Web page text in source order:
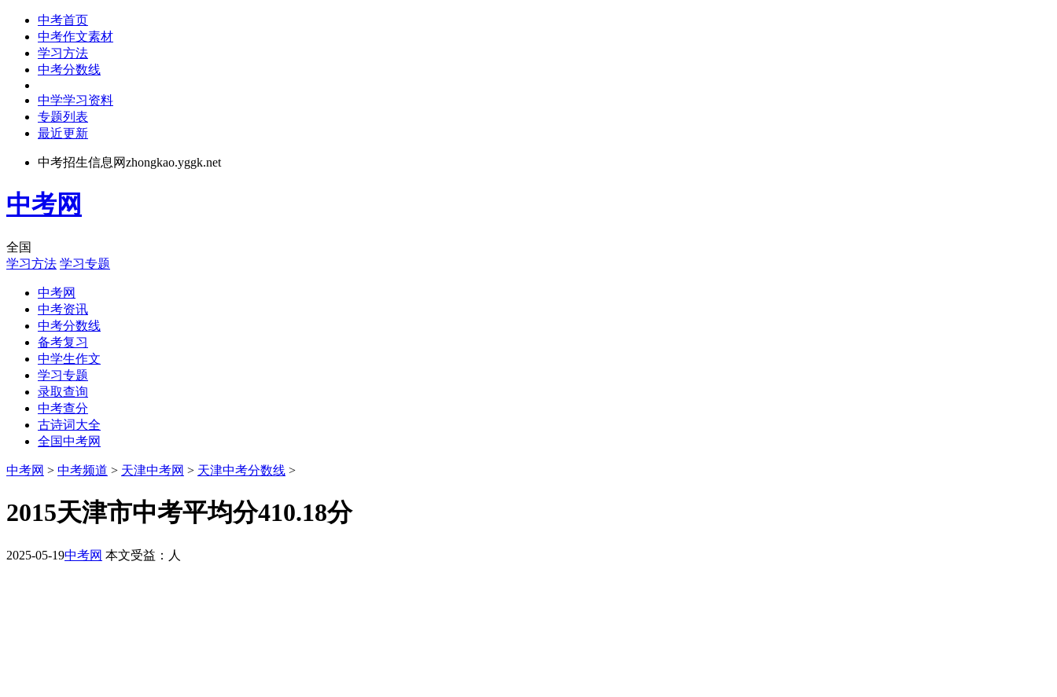
中考首页
中考作文素材
学习方法
中考分数线
中学学习资料
专题列表
最近更新
中考招生信息网zhongkao.yggk.net
中考网
全国
学习方法 学习专题
中考网
中考资讯
中考分数线
备考复习
中学生作文
学习专题
录取查询
中考查分
古诗词大全
全国中考网
中考网 > 中考频道 > 天津中考网 > 天津中考分数线 >
2015天津市中考平均分410.18分
2025-05-19中考网 本文受益： 人